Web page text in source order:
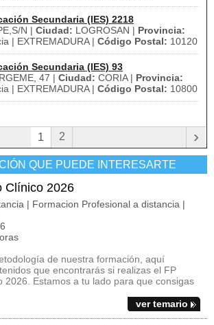
Secundaria (IES) 2218
N | Ciudad: LOGROSAN | Provincia:
| EXTREMADURA | Código Postal: 10120
Secundaria (IES) 93
47 | Ciudad: CORIA | Provincia:
| EXTREMADURA | Código Postal: 10800
1 2 ›
QUE PUEDE INTERESARTE
Clínico 2026
| Formacion Profesional a distancia |
de nuestra formación, aquí
que encontrarás si realizas el FP
2026. Estamos a tu lado para que consigas
ver temario